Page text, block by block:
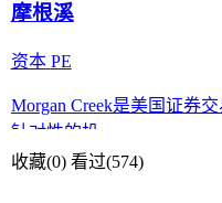
摩根溪
资本 PE
Morgan Creek是美国证券
针对性的投
收藏(0) 看过(574)